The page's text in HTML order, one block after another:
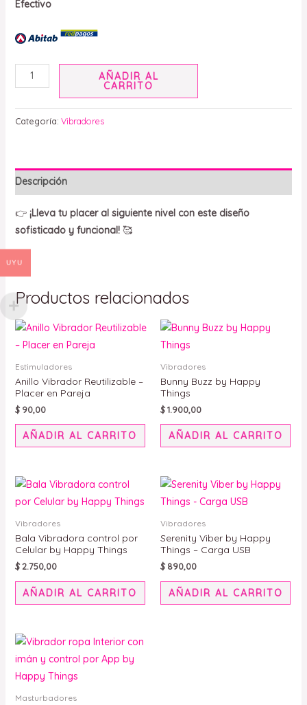
Efectivo
AÑADIR AL
CARRITO
Categoría: Vibradores
Descripción
👉 ¡Lleva tu placer al siguiente nivel con este diseño
sofisticado y funcional! 🥰
Productos relacionados
Estimuladores
Anillo Vibrador Reutilizable –
Placer en Pareja
$90,00
AÑADIR AL CARRITO
Vibradores
Bunny Buzz by Happy
Things
$1.900,00
AÑADIR AL CARRITO
se
Vibradores
Bala Vibradora control por
Celular by Happy Things
$2.750,00
AÑADIR AL CARRITO
Vibradores
Serenity Viber by Happy
Things – Carga USB
$ 890,00
AÑADIR AL CARRITO
Masturbadores
UYU